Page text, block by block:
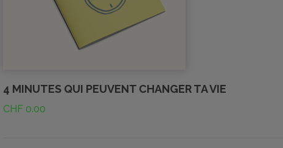
4 MINUTES QUI PEUVENT CHANGER TA VIE
CHF 0.00